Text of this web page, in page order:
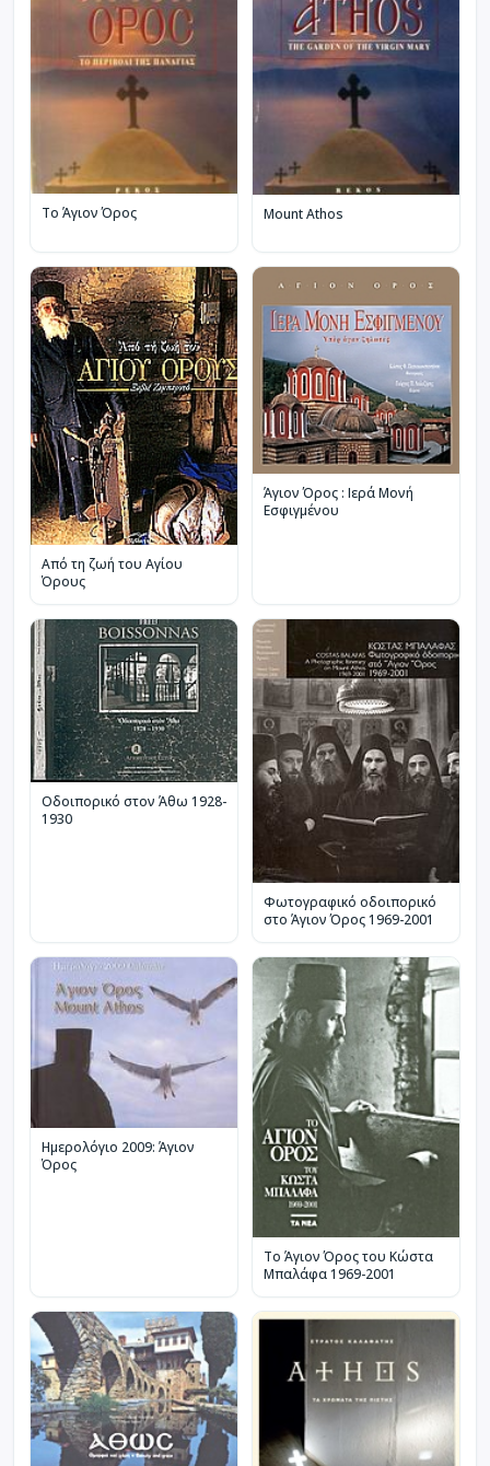
Το Άγιον Όρος Mount Athos
Από τη ζωή του Αγίου
Όρους
Άγιον Όρος : Ιερά Μονή
Εσφιγμένου
Οδοιπορικό στον Άθω 1928-
1930
Φωτογραφικό οδοιπορικό
στο Άγιον Όρος 1969-2001
Ημερολόγιο 2009: Άγιον
Όρος
Το Άγιον Όρος του Κώστα
Μπαλάφα 1969-2001